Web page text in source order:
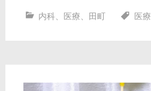
内科、 医療、 田町 医療